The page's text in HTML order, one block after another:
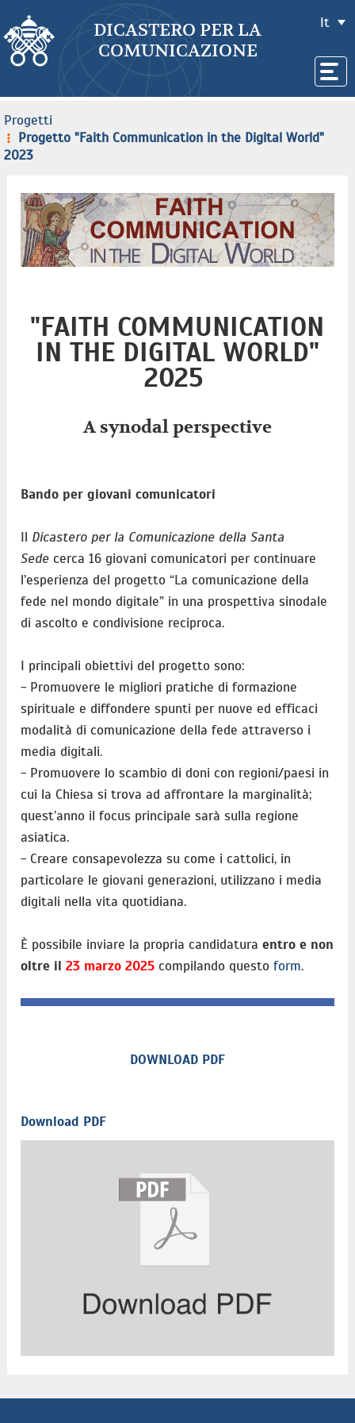
DICASTERO PER LA
COMUNICAZIONE
It
Progetti
Progetto "Faith Communication in the Digital World"
2023
"FAITH COMMUNICATION
IN THE DIGITAL WORLD"
2025
A synodal perspective
Bando per giovani comunicatori
Il Dicastero per la Comunicazione della Santa
Sede cerca 16 giovani comunicatori per continuare
l’esperienza del progetto “La comunicazione della
fede nel mondo digitale” in una prospettiva sinodale
di ascolto e condivisione reciproca.
I principali obiettivi del progetto sono:
- Promuovere le migliori pratiche di formazione
spirituale e diffondere spunti per nuove ed efficaci
modalità di comunicazione della fede attraverso i
media digitali.
- Promuovere lo scambio di doni con regioni/paesi in
cui la Chiesa si trova ad affrontare la marginalità;
quest’anno il focus principale sarà sulla regione
asiatica.
- Creare consapevolezza su come i cattolici, in
particolare le giovani generazioni, utilizzano i media
digitali nella vita quotidiana.
È possibile inviare la propria candidatura entro e non
oltre il 23 marzo 2025 compilando questo form.
DOWNLOAD PDF
Download PDF